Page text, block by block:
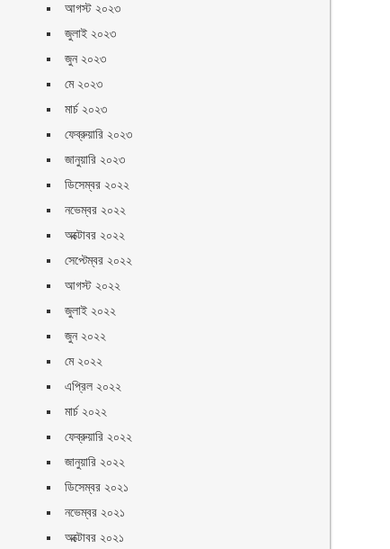
আগস্ট ২০২৩
জুলাই ২০২৩
জুন ২০২৩
মে ২০২৩
মার্চ ২০২৩
ফেব্রুয়ারি ২০২৩
জানুয়ারি ২০২৩
ডিসেম্বর ২০২২
নভেম্বর ২০২২
অক্টোবর ২০২২
সেপ্টেম্বর ২০২২
আগস্ট ২০২২
জুলাই ২০২২
জুন ২০২২
মে ২০২২
এপ্রিল ২০২২
মার্চ ২০২২
ফেব্রুয়ারি ২০২২
জানুয়ারি ২০২২
ডিসেম্বর ২০২১
নভেম্বর ২০২১
অক্টোবর ২০২১